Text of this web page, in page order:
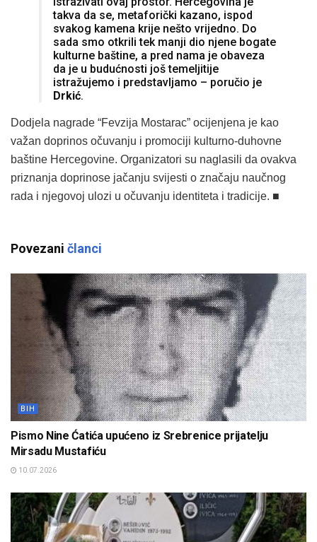
takva da se, metaforički kazano, ispod
svakog kamena krije nešto vrijedno. Do
sada smo otkrili tek manji dio njene bogate
kulturne baštine, a pred nama je obaveza
da je u budućnosti još temeljitije
istražujemo i predstavljamo – poručio je
Drkić.
Dodjela nagrade “Fevzija Mostarac” ocijenjena je kao
važan doprinos očuvanju i promociji kulturno-duhovne
baštine Hercegovine. Organizatori su naglasili da ovakva
priznanja doprinose jačanju svijesti o značaju naučnog
rada i njegovoj ulozi u očuvanju identiteta i tradicije. ■
Povezani članci
BIH
Pismo Nine Ćatića upućeno iz Srebrenice prijatelju
Mirsadu Mustafiću
10.07.2026